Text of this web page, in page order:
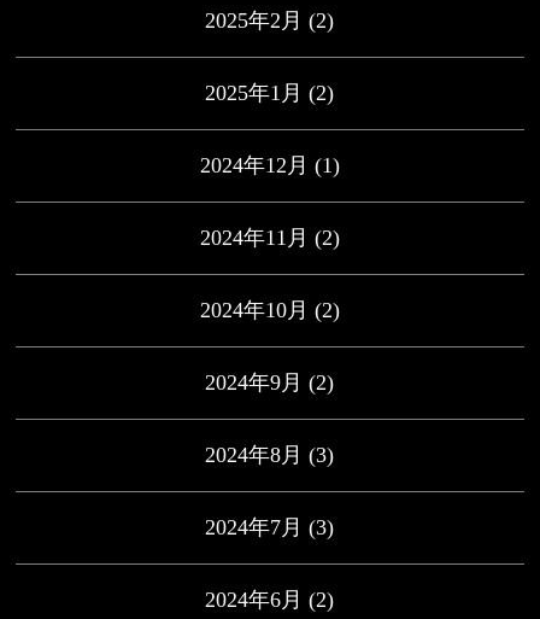
2025年2月 (2)
2025年1月 (2)
2024年12月 (1)
2024年11月 (2)
2024年10月 (2)
2024年9月 (2)
2024年8月 (3)
2024年7月 (3)
2024年6月 (2)